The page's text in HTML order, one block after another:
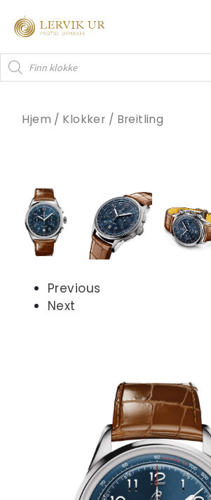
rett
innholdet
Products
search
Hjem / Klokker / Breitling
Previous
Next